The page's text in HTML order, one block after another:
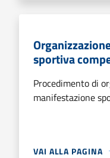
sportiva
Procedimento di
manifestazione
VAI ALLA PAGINA